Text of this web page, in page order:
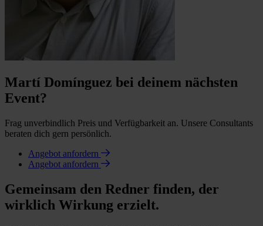
Martí Domínguez bei deinem nächsten
Event?
Frag unverbindlich Preis und Verfügbarkeit an. Unsere Consultants
beraten dich gern persönlich.
Angebot anfordern
Angebot anfordern
Gemeinsam den Redner finden, der
wirklich Wirkung erzielt.